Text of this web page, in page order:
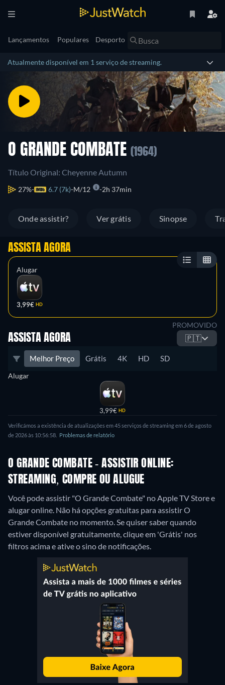
Lançamentos Populares Desporto
Atualmente disponível em 1 serviço de streaming.
O GRANDE COMBATE (1964)
Título Original: Cheyenne Autumn
27% 6.7 (7k) M/12 2h 37min
Onde assistir? Ver grátis Sinopse
ASSISTA AGORA
Alugar
3,99€ HD
PROMOVIDO
ASSISTA AGORA 🇵🇹
Melhor Preço Grátis 4K HD SD
Alugar
3,99€ HD
Verificámos a existência de atualizações em 45 serviços de streaming em 6 de agosto
de 2026 às 10:56:58.
Problemas de relatório
O GRANDE COMBATE - ASSISTIR ONLINE:
STREAMING, COMPRE OU ALUGUE
Você pode assistir "O Grande Combate" no Apple TV Store e
alugar online. Não há opções gratuitas para assistir O
Grande Combate no momento. Se quiser saber quando
estiver disponível gratuitamente, clique em 'Grátis' nos
filtros acima e ative o sino de notificações.